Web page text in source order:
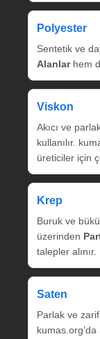
Polyester
Sentetik ve
Alanlarhem
Viskon
Akıcı ve
kullanılır.
üreticiler için
Krep
Buruk ve
üzerinden
talepler alınır.
Saten
Parlak ve
kumas.org’da